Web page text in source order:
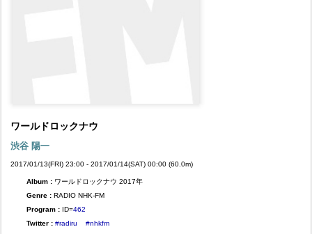
ワールドロックナウ
渋谷 陽一
2017/01/13(FRI) 23:00 - 2017/01/14(SAT) 00:00 (60.0m)
Album : ワールドロックナウ 2017年
Genre : RADIO NHK-FM
Program : ID=462
Twitter : #radiru #nhkfm